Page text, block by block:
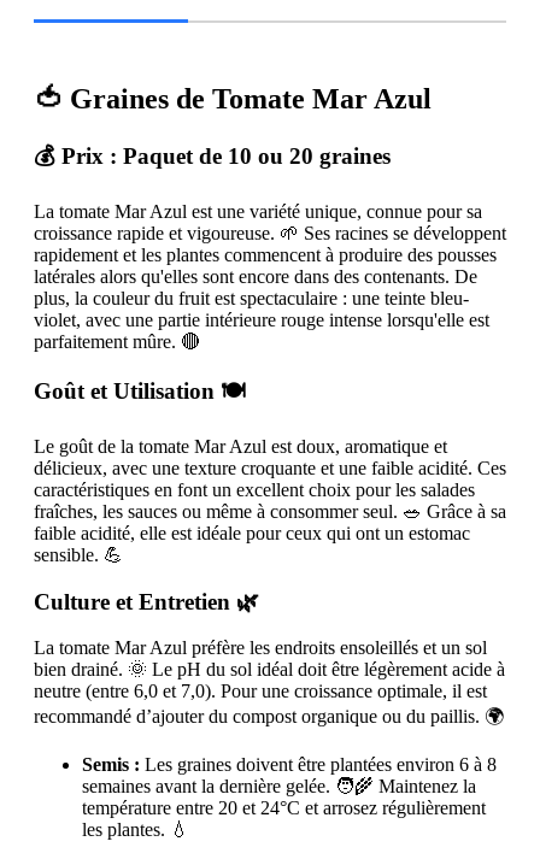
🍅 Graines de Tomate Mar Azul
💰 Prix : Paquet de 10 ou 20 graines
La tomate Mar Azul est une variété unique, connue pour sa
croissance rapide et vigoureuse. 🌱 Ses racines se développent
rapidement et les plantes commencent à produire des pousses
latérales alors qu'elles sont encore dans des contenants. De
plus, la couleur du fruit est spectaculaire : une teinte bleu-
violet, avec une partie intérieure rouge intense lorsqu'elle est
parfaitement mûre. 🔴
Goût et Utilisation 🍽️
Le goût de la tomate Mar Azul est doux, aromatique et
délicieux, avec une texture croquante et une faible acidité. Ces
caractéristiques en font un excellent choix pour les salades
fraîches, les sauces ou même à consommer seul. 🥗 Grâce à sa
faible acidité, elle est idéale pour ceux qui ont un estomac
sensible. 💪
Culture et Entretien 🌿
La tomate Mar Azul préfère les endroits ensoleillés et un sol
bien drainé. 🌞 Le pH du sol idéal doit être légèrement acide à
neutre (entre 6,0 et 7,0). Pour une croissance optimale, il est
recommandé d’ajouter du compost organique ou du paillis. 🌍
Semis : Les graines doivent être plantées environ 6 à 8
semaines avant la dernière gelée. 🧑‍🌾 Maintenez la
température entre 20 et 24°C et arrosez régulièrement
les plantes. 💧